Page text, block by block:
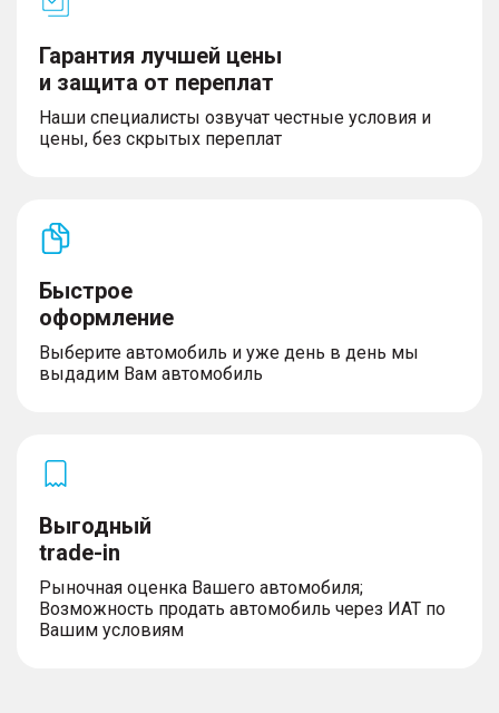
Гарантия лучшей цены
и защита от переплат
Наши специалисты озвучат честные условия и
цены, без скрытых переплат
Быстрое
оформление
Выберите автомобиль и уже день в день мы
выдадим Вам автомобиль
Выгодный
trade-in
Рыночная оценка Вашего автомобиля;
Возможность продать автомобиль через ИАТ по
Вашим условиям